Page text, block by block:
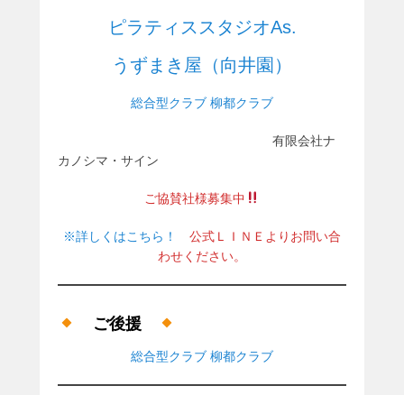
ピラティススタジオAs.
うずまき屋（向井園）
総合型クラブ 柳都クラブ
有限会社ナ
カノシマ・サイン
ご協賛社様募集中
※詳しくはこちら！
公式ＬＩＮＥよりお問い合
わせください。
ご後援
総合型クラブ 柳都クラブ